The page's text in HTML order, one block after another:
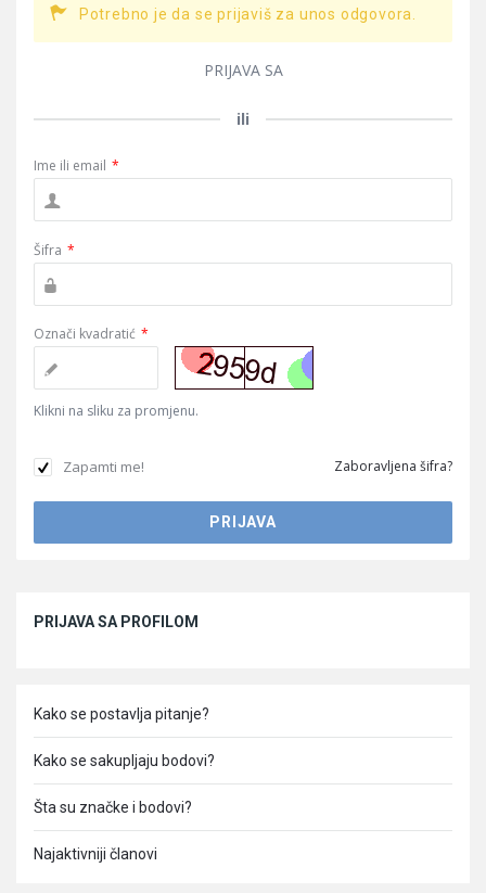
Potrebno je da se prijaviš za unos odgovora.
PRIJAVA SA
ili
Ime ili email *
Šifra *
Označi kvadratić *
Klikni na sliku za promjenu.
Zapamti me! Zaboravljena šifra?
PRIJAVA SA PROFILOM
Kako se postavlja pitanje?
Kako se sakupljaju bodovi?
Šta su značke i bodovi?
Najaktivniji članovi